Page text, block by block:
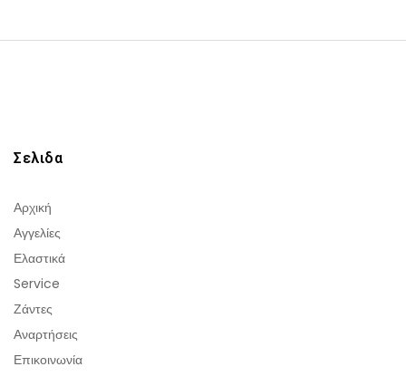
Σελιδα
Αρχική
Αγγελίες
Ελαστικά
Service
Ζάντες
Αναρτήσεις
Επικοινωνία